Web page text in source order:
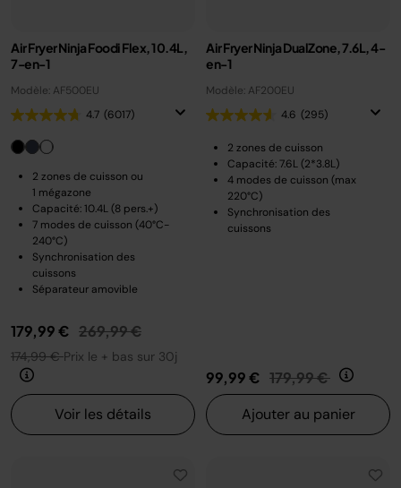
Air Fryer Ninja Foodi Flex, 10.4L,
7-en-1
Modèle: AF500EU
4.7 (6017)
2 zones de cuisson ou
1 mégazone
Capacité: 10.4L (8 pers.+)
7 modes de cuisson (40°C-
240°C)
Synchronisation des
cuissons
Séparateur amovible
179,99 € Prix réduit de
269,99 €au
174,99 €Prix le + bas sur 30j
Voir les détails
Air Fryer Ninja DualZone, 7.6L, 4-
en-1
Modèle: AF200EU
4.6 (295)
2 zones de cuisson
Capacité: 7.6L (2*3.8L)
4 modes de cuisson (max
220°C)
Synchronisation des
cuissons
99,99 € Prix réduit de
179,99 € au
Ajouter au panier